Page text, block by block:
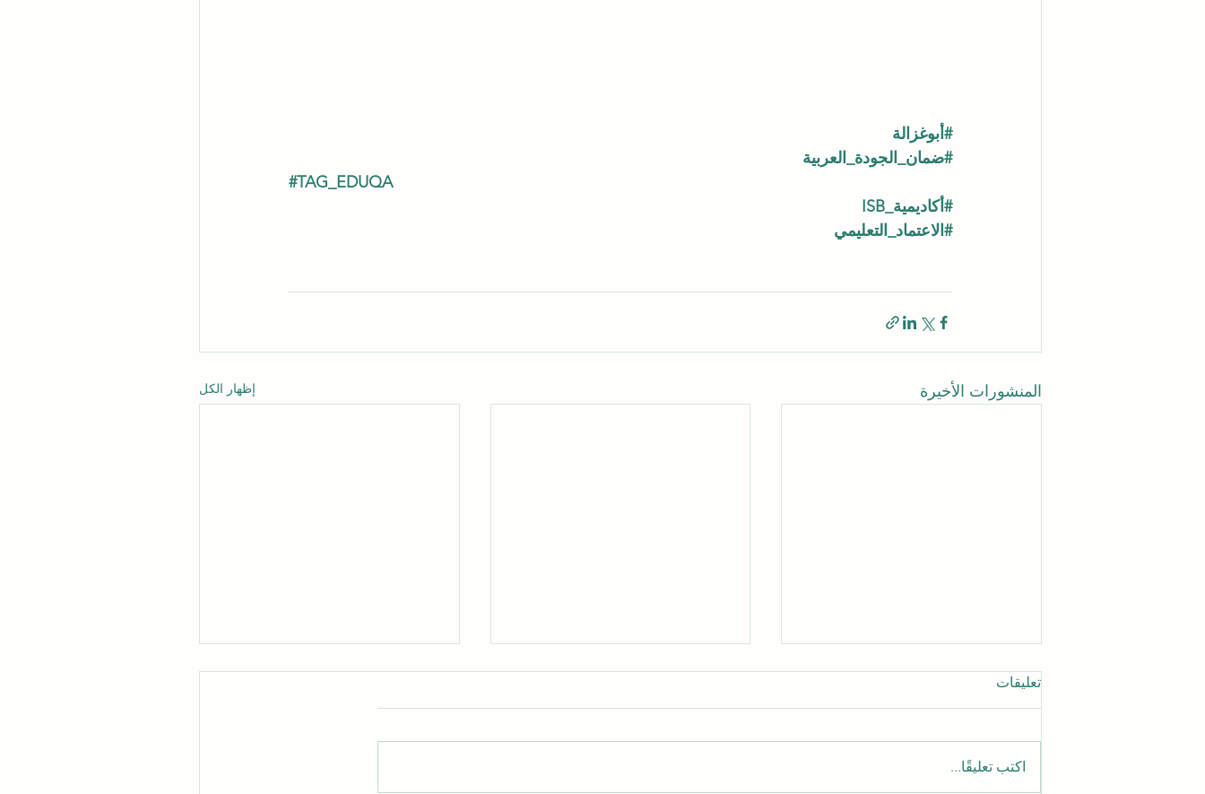
#أبوغزالة
#ضمان_الجودة_العربية
#TAG_EDUQA
#أكاديمية_ISB
#الاعتماد_التعليمي
المنشورات الأخيرة إظهار الكل
تعليقات
اكتب تعليقًا...